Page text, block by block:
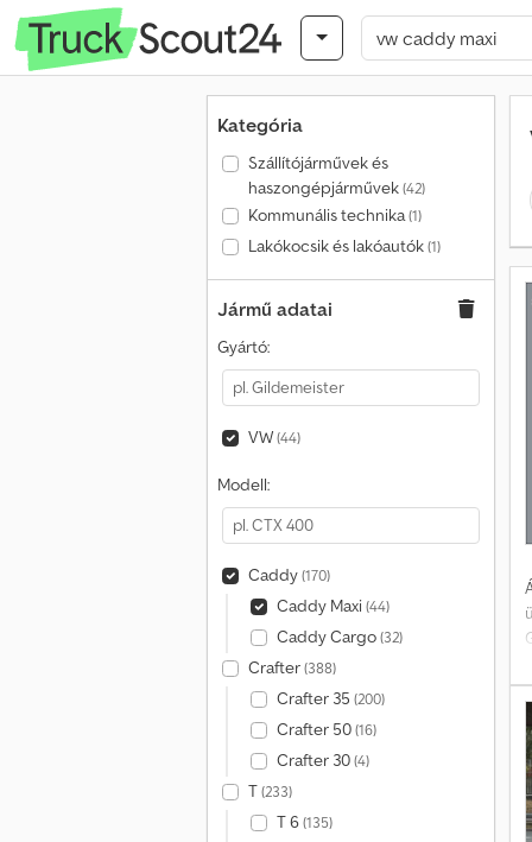
Kategória
Szállítójárművek és
haszongépjárművek(42)
Kommunális technika(1)
Lakókocsik és lakóautók(1)
Jármű adatai
Gyártó:
VW(44)
Modell:
Caddy(170)
Caddy Maxi(44)
Caddy Cargo(32)
Crafter(388)
Crafter 35 (200)
Crafter 50(16)
Crafter 30(4)
T(233)
T 6(135)